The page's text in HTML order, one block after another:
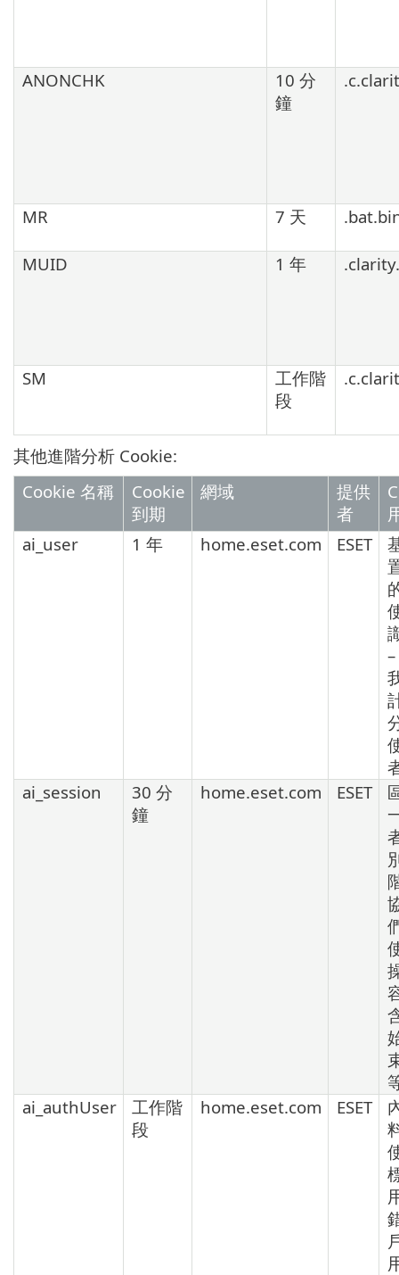
ANONCHK
10 分
鐘
MR 7 天
MUID 1 年
SM
工作階
段
其他進階分析 Cookie:
Cookie 名稱
Cookie
到期
網域
提供
者
ai_user
1 年 home.eset.com ESET
ai_session
30 分
鐘
home.eset.com ESET
ai_authUser
工作階
段
home.eset.com ESET